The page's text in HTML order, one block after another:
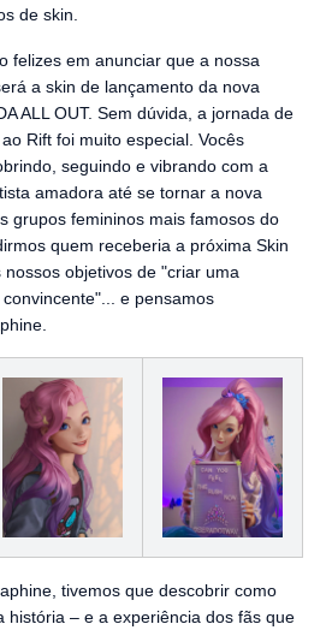
de skin.
felizes em anunciar que a nossa
a skin de lançamento da nova
ALL OUT. Sem dúvida, a jornada de
Rift foi muito especial. Vocês
seguindo e vibrando com a
amadora até se tornar a nova
grupos femininos mais famosos do
quem receberia a próxima Skin
objetivos de "criar uma
e pensamos
tivemos que descobrir como
história – e a experiência dos fãs que